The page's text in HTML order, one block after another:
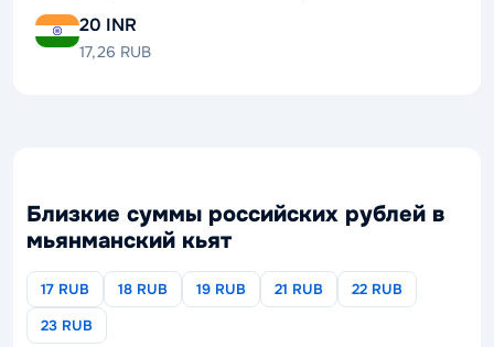
20 INR
17,26 RUB
Близкие суммы российских рублей в
мьянманский кьят
17 RUB 18 RUB 19 RUB 21 RUB
22 RUB
23 RUB